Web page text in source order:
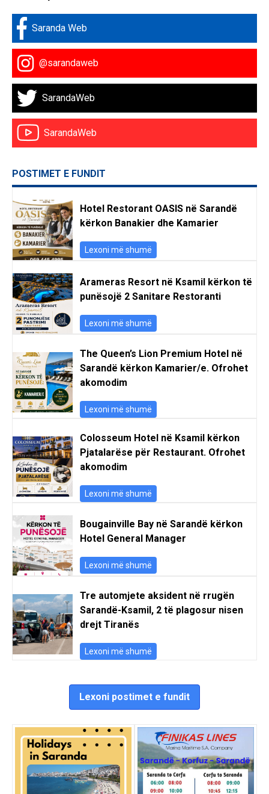
Saranda Web
@sarandaweb
SarandaWeb
SarandaWeb
POSTIMET E FUNDIT
Hotel Restorant OASIS në Sarandë
kërkon Banakier dhe Kamarier
Lexoni më shumë
Arameras Resort në Ksamil kërkon të
punësojë 2 Sanitare Restoranti
Lexoni më shumë
The Queen’s Lion Premium Hotel në
Sarandë kërkon Kamarier/e. Ofrohet
akomodim
Lexoni më shumë
Colosseum Hotel në Ksamil kërkon
Pjatalarëse për Restaurant. Ofrohet
akomodim
Lexoni më shumë
Bougainville Bay në Sarandë kërkon
Hotel General Manager
Lexoni më shumë
Tre automjete aksident në rrugën
Sarandë-Ksamil, 2 të plagosur nisen
drejt Tiranës
Lexoni më shumë
Lexoni postimet e fundit